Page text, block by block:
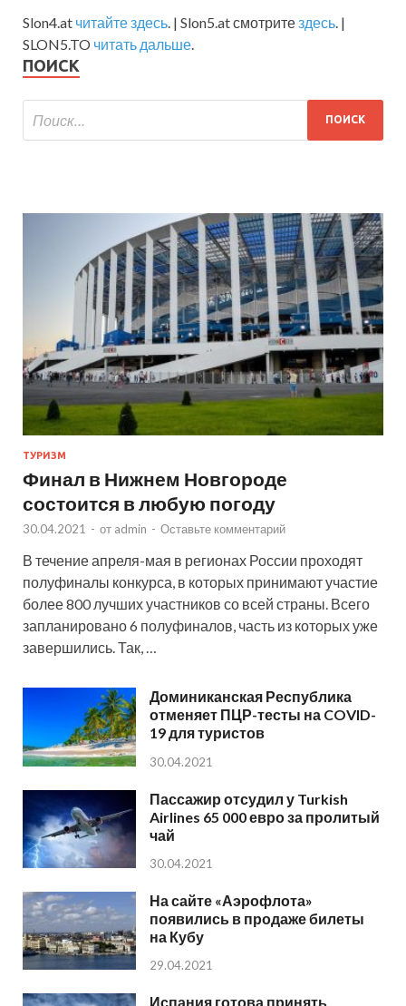
Slon4.at читайте здесь . | Slon5.at смотритездесь . |
SLON5.TO читать дальше
ПОИСК
ТУРИЗМ
Финал в Нижнем Новгороде
состоится в любую погоду
30.04.2021 - от admin - Оставьте комментарий
В течение апреля-мая в регионах России проходят
полуфиналы конкурса, в которых принимают участие
более 800 лучших участников со всей страны. Всего
запланировано 6 полуфиналов, часть из которых уже
завершились. Так, …
Доминиканская Республика
отменяет ПЦР-тесты на COVID-
19 для туристов
30.04.2021
Пассажир отсудил у Turkish
Airlines 65 000 евро за пролитый
чай
30.04.2021
На сайте «Аэрофлота»
появились в продаже билеты
на Кубу
29.04.2021
Испания готова принять